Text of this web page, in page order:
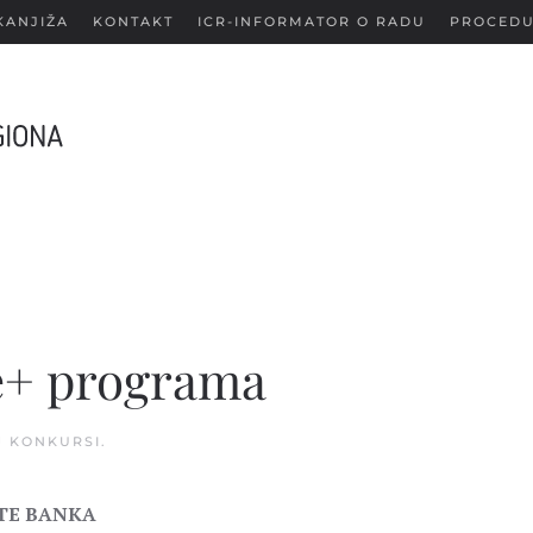
KONTAKT ICR-INFORMATOR O RADU
programa
KONKURSI .
BANKA